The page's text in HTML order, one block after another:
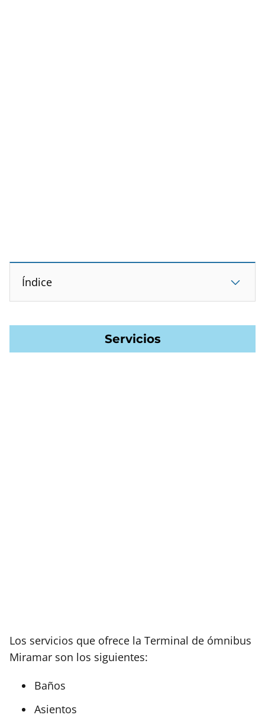
Índice
Servicios
Los servicios que ofrece la Terminal de ómnibus
Miramar son los siguientes:
Baños
Asientos